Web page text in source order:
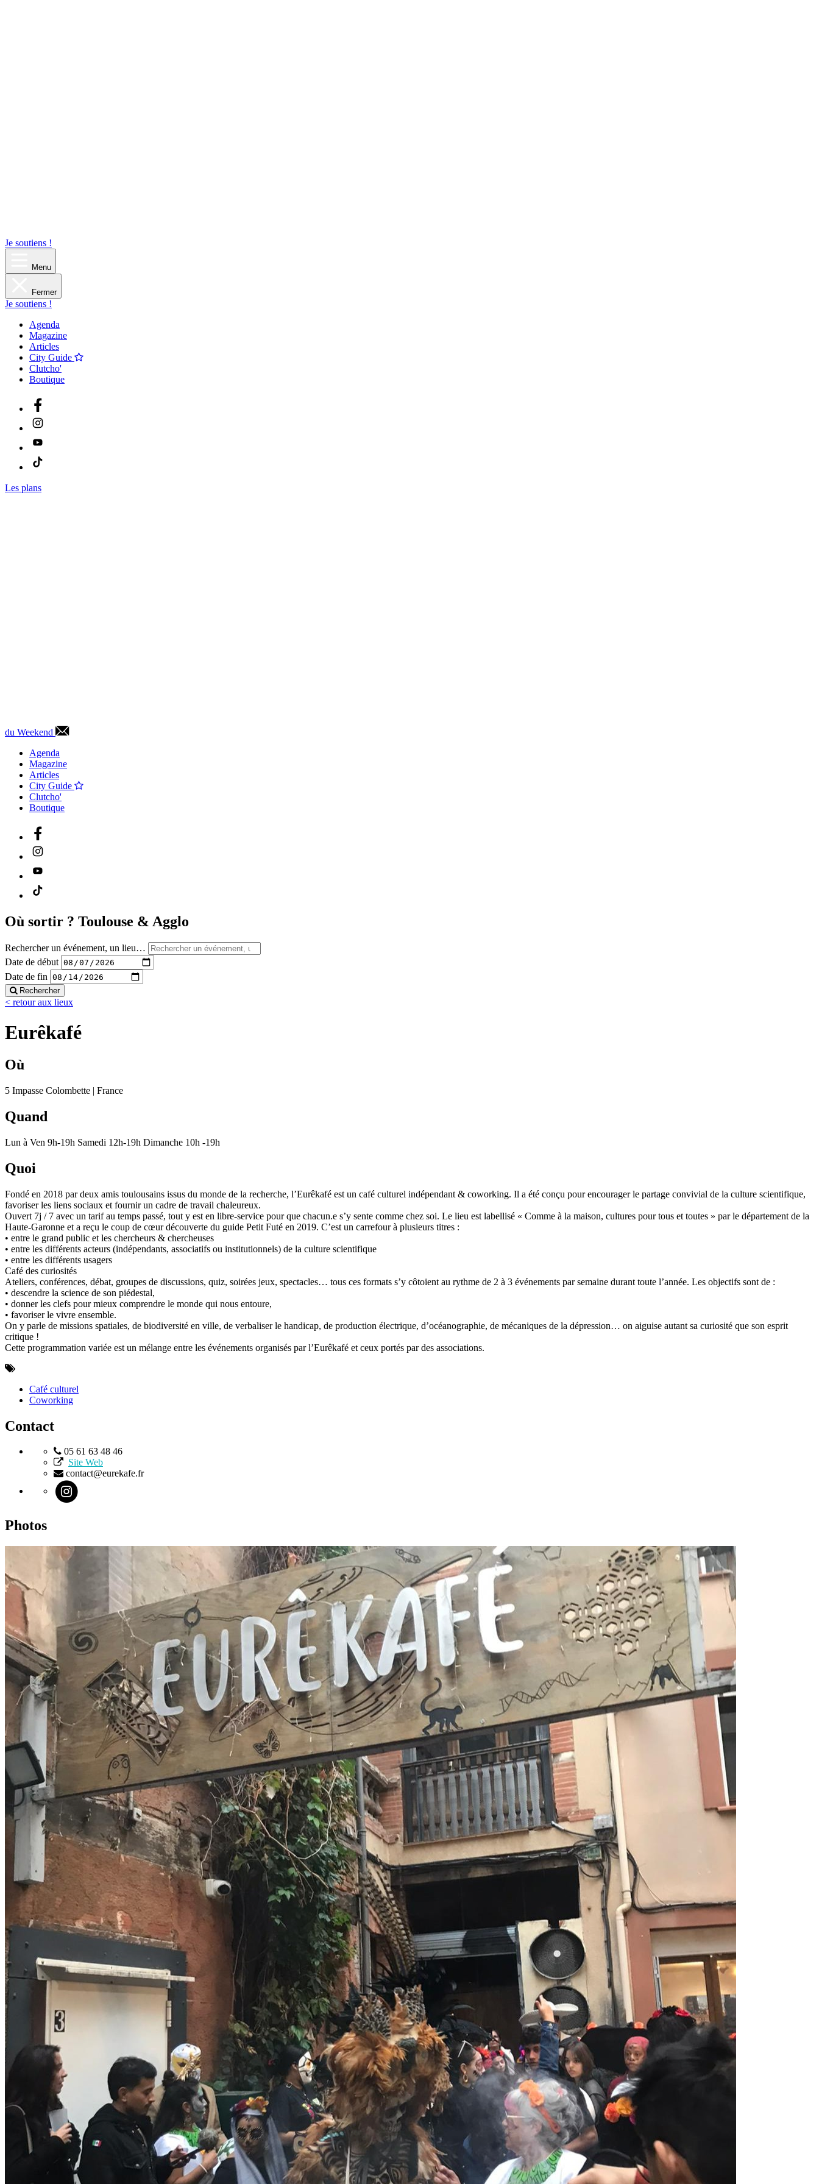
Je soutiens !
Menu
Fermer
Je soutiens !
Agenda
Magazine
Articles
City Guide
Clutcho'
Boutique
Les plans
du Weekend
Agenda
Magazine
Articles
City Guide
Clutcho'
Boutique
Où sortir ? Toulouse & Agglo
Rechercher un événement, un lieu…
Date de début
Date de fin
Rechercher
< retour aux lieux
Eurêkafé
Où
5 Impasse Colombette | France
Quand
Lun à Ven 9h-19h Samedi 12h-19h Dimanche 10h -19h
Quoi
Fondé en 2018 par deux amis toulousains issus du monde de la recherche, l’Eurêkafé est un café culturel indépendant & coworking. Il a été conçu pour encourager le partage convivial de la culture scientifique,
favoriser les liens sociaux et fournir un cadre de travail chaleureux.
Ouvert 7j / 7 avec un tarif au temps passé, tout y est en libre-service pour que chacun.e s’y sente comme chez soi. Le lieu est labellisé « Comme à la maison, cultures pour tous et toutes » par le département de la
Haute-Garonne et a reçu le coup de cœur découverte du guide Petit Futé en 2019. C’est un carrefour à plusieurs titres :
• entre le grand public et les chercheurs & chercheuses
• entre les différents acteurs (indépendants, associatifs ou institutionnels) de la culture scientifique
• entre les différents usagers
Café des curiosités
Ateliers, conférences, débat, groupes de discussions, quiz, soirées jeux, spectacles… tous ces formats s’y côtoient au rythme de 2 à 3 événements par semaine durant toute l’année. Les objectifs sont de :
• descendre la science de son piédestal,
• donner les clefs pour mieux comprendre le monde qui nous entoure,
• favoriser le vivre ensemble.
On y parle de missions spatiales, de biodiversité en ville, de verbaliser le handicap, de production électrique, d’océanographie, de mécaniques de la dépression… on aiguise autant sa curiosité que son esprit
critique !
Cette programmation variée est un mélange entre les événements organisés par l’Eurêkafé et ceux portés par des associations.
Café culturel
Coworking
Contact
05 61 63 48 46
Site Web
contact@eurekafe.fr
Photos